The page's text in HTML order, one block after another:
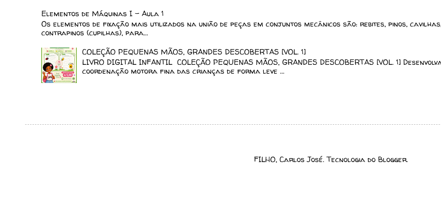
Elementos de Máquinas I - Aula 1
Os elementos de fixação mais utilizados na união de peças em conjuntos mecânicos são: rebites, pinos,
contrapinos (cupilhas), para...
COLEÇÃO PEQUENAS MÃOS, GRANDES DESCOBERTAS [VOL. 1]
LIVRO DIGITAL INFANTIL COLEÇÃO PEQUENAS MÃOS, GRANDES DESCOBERTAS [VOL. 1]
coordenação motora fina das crianças de forma leve ...
FILHO, Carlos José. Tecnologia do Blogger.